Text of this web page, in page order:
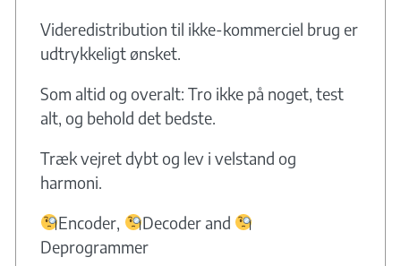
Videredistribution til ikke-kommerciel brug er
udtrykkeligt ønsket.
Som altid og overalt: Tro ikke på noget, test
alt, og behold det bedste.
Træk vejret dybt og lev i velstand og
harmoni.
Encoder,
Decoder and
Deprogrammer